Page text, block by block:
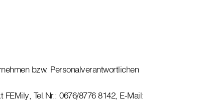
bzw. Personalverantwortlichen
Tel.Nr.: 0676/8776 8142, E-Mail: